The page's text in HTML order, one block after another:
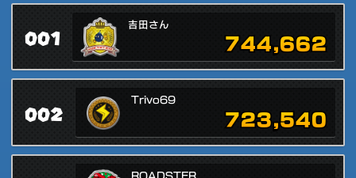
001
吉田さん
744,662
002
Trivo69
723,540
ROADSTER